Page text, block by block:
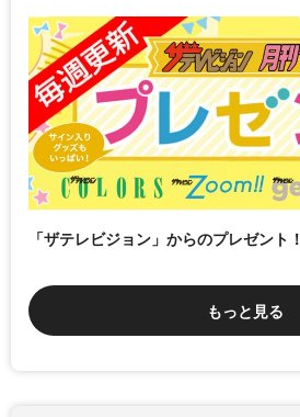
「ザテレビジョン」からのプレゼント！
もっと見る